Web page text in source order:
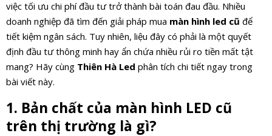
việc tối ưu chi phí đầu tư trở thành bài toán đau đầu. Nhiều
doanh nghiệp đã tìm đến giải pháp mua màn hình led cũ để
tiết kiệm ngân sách. Tuy nhiên, liệu đây có phải là một quyết
định đầu tư thông minh hay ẩn chứa nhiều rủi ro tiền mất tật
mang? Hãy cùng Thiên Hà Led phân tích chi tiết ngay trong
bài viết này.
1. Bản chất của màn hình LED cũ
trên thị trường là gì?